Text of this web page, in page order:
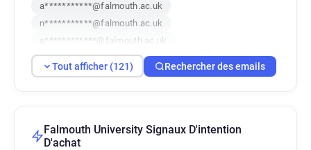
a***********@falmouth.ac.uk
n***********@falmouth.ac.uk
s************@falmouth.ac.uk
j*****@falmouth.ac.uk
m***********@falmouth.ac.uk
q*********@falmouth.ac.uk
g**********@falmouth.ac.uk
Tout afficher (121) Rechercher des emails
Falmouth University Signaux D'intention
D'achat